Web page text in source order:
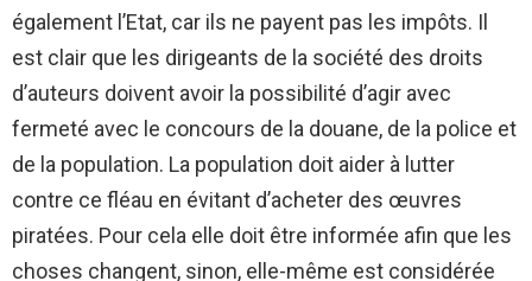
également l’Etat, car ils ne payent pas les impôts. Il
est clair que les dirigeants de la société des droits
d’auteurs doivent avoir la possibilité d’agir avec
fermeté avec le concours de la douane, de la police et
de la population. La population doit aider à lutter
contre ce fléau en évitant d’acheter des œuvres
piratées. Pour cela elle doit être informée afin que les
choses changent, sinon, elle-même est considérée